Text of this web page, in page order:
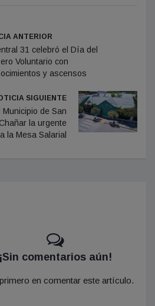
ANTERIOR
31 celebró el Día del
Voluntario con
y ascensos
SIGUIENTE
de San
la urgente
la Mesa Salarial
¡Sin comentarios aún!
en comentar este artículo.